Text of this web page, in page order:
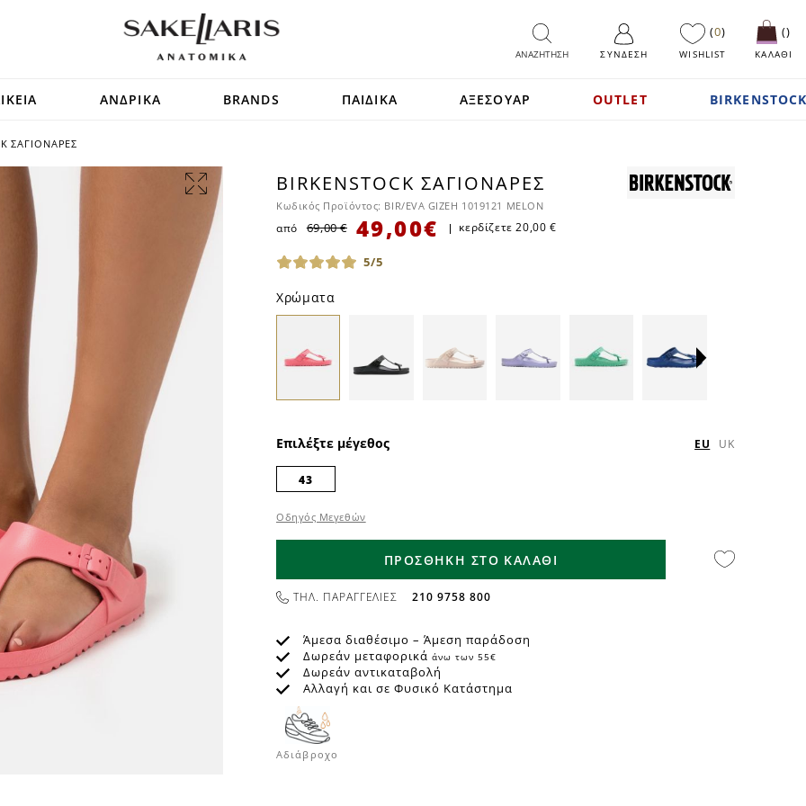
ΑΝΑΖΗΤΗΣΗ ΣΎΝΔΕΣΗ
0
WISHLIST ΚΑΛΑΘΙ
ΑΝΔΡΙΚΑ BRANDS ΠΑΙΔΙΚΑ ΑΞΕΣΟΥΑΡ OUTLET
ΣΑΓΙΟΝΆΡΕΣ
SALE SALE
BIRKENSTOCK ΣΑΓΙΟΝΆΡΕΣ
Κωδικός Προϊόντος: BIR/EVA GIZEH 1019121 MELON
49,00 €
από 69,00 € κερδίζετε20,00 €
5/5
Χρώματα
Επιλέξτε μέγεθος EU UK
43
Οδηγός Μεγεθών
ΠΡΟΣΘΗΚΗ ΣΤΟ ΚΑΛΑΘΙ
ΤΗΛ. ΠΑΡΑΓΓΕΛΙΕΣ 210 9758 800
Άμεσα διαθέσιμο – Άμεση παράδοση
Δωρεάν μεταφορικά άνω των 55€
Δωρεάν αντικαταβολή
Αλλαγή και σε Φυσικό Κατάστημα
Αδιάβροχo